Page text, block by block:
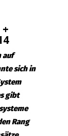
auf
sich in
gibt
Rang